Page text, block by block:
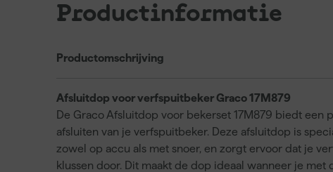
Productinformatie
Productomschrijving
Afsluitdop voor verfspuitbeker Graco 17M879
De Graco Afsluitdop voor bekerset 17M879 biedt
afsluiten van je verfspuitbeker. Deze afsluitdop is
zowel op accu als met snoer, en zorgt ervoor dat je
klussen door. Dit maakt de dop ideaal wanneer je